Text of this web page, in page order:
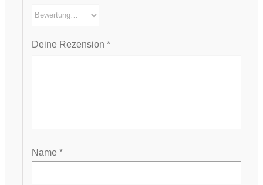
Deine Rezension *
Name *